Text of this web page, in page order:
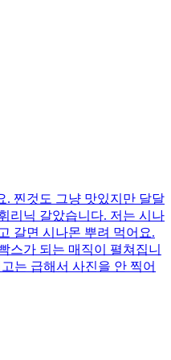
. 찐것도 그냥 맛있지만 달달
리닉 갈았습니다. 저는 시나
갈면 시나몬 뿌려 먹어요.
스가 되는 매직이 펼쳐집니
는 급해서 사진을 안 찍어